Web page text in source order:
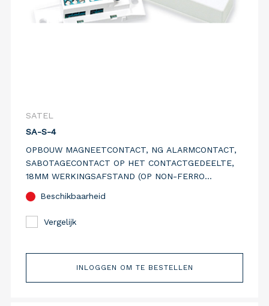
SATEL
SA-S-4
OPBOUW MAGNEETCONTACT, NG ALARMCONTACT,
SABOTAGECONTACT OP HET CONTACTGEDEELTE,
18MM WERKINGSAFSTAND (OP NON-FERRO
WIT
Beschikbaarheid
Vergelijk
INLOGGEN OM TE BESTELLEN